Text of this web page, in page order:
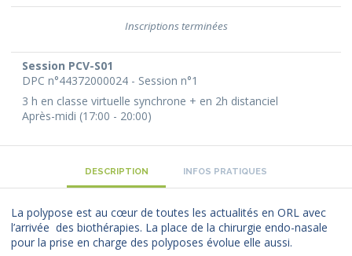
Session PCV-S01
DPC n°44372000024 - Session n°1
3 h en classe virtuelle synchrone + en 2h distanciel
Après-midi (17:00 - 20:00)
Inscriptions terminées
DESCRIPTION INFOS PRATIQUES
La polypose est au cœur de toutes les actualités en ORL avec
l’arrivée des biothérapies. La place de la chirurgie endo-nasale
pour la prise en charge des polyposes évolue elle aussi.